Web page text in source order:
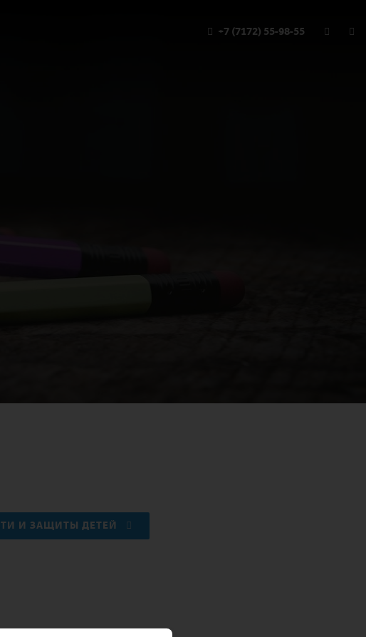
+7 (7172) 55-98-55
И ЗАЩИТЫ ДЕТЕЙ